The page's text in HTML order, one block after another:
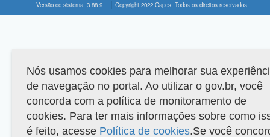
Versão do sistema: 3.88.9 Copyright 2022 Capes. Todos os direitos reservados.
Nós usamos cookies para melhorar sua
de navegação no portal. Ao utilizar o gov.br, você
concorda com a política de monitoramento de
cookies. Para ter mais informações sobre como
é feito, acesse Política de cookies.Se você